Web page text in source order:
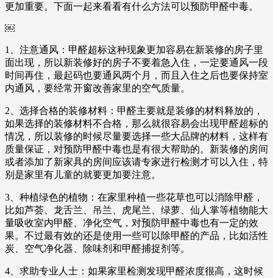
更加重要。下面一起来看看有什么方法可以预防甲醛中毒。
￼
1、注意通风：甲醛超标这种现象更加容易在新装修的房子里
面出现，所以新装修好的房子不要着急入住，一定要通风一段
时间再住，最起码也要通风两个月，而且入住之后也要保持室
内通风，要经常开窗改善家里的空气质量。
2、选择合格的装修材料：甲醛主要就是装修的材料释放的，
如果选择的装修材料不合格，那么就很容易会出现甲醛超标的
情况，所以装修的时候尽量要选择一些大品牌的材料，这样有
质量保证，对预防甲醛中毒也是有很大帮助的。新装修的房间
或者添加了新家具的房间应该请专家进行检测才可以入住，特
别是家里有儿童的就要更加要注意。
3、种植绿色的植物：在家里种植一些花草也可以消除甲醛，
比如芦荟、龙舌兰、吊兰、虎尾兰、绿萝、仙人掌等植物能大
量吸收室内甲醛、净化空气，对预防甲醛中毒也有一定的效
果。不过最有效的还是使用一些可以除甲醛的产品，比如活性
炭、空气净化器、除味剂和甲醛捕捉剂等。
4、求助专业人士：如果家里检测发现甲醛浓度很高，这时候